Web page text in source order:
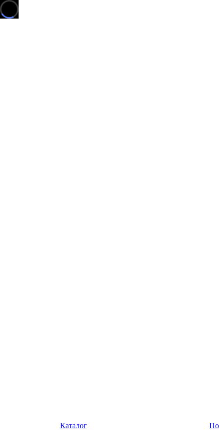
Каталог